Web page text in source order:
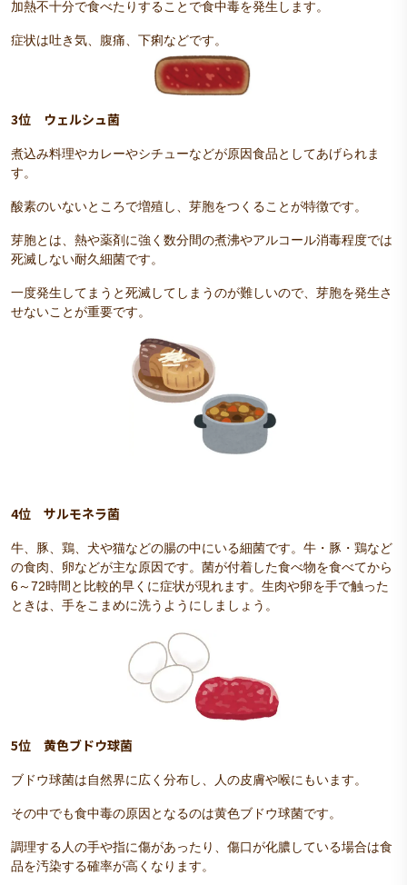
加熱不十分で食べたりすることで食中毒を発生します。
症状は吐き気、腹痛、下痢などです。
3位 ウェルシュ菌
煮込み料理やカレーやシチューなどが原因食品としてあげられま
す。
酸素のいないところで増殖し、芽胞をつくることが特徴です。
芽胞とは、熱や薬剤に強く数分間の煮沸やアルコール消毒程度では
死滅しない耐久細菌です。
一度発生してまうと死滅してしまうのが難しいので、芽胞を発生さ
せないことが重要です。
4位 サルモネラ菌
牛、豚、鶏、犬や猫などの腸の中にいる細菌です。牛・豚・鶏など
の食肉、卵などが主な原因です。菌が付着した食べ物を食べてから
6～72時間と比較的早くに症状が現れます。生肉や卵を手で触った
ときは、手をこまめに洗うようにしましょう。
5位 黄色ブドウ球菌
ブドウ球菌は自然界に広く分布し、人の皮膚や喉にもいます。
その中でも食中毒の原因となるのは黄色ブドウ球菌です。
調理する人の手や指に傷があったり、傷口が化膿している場合は食
品を汚染する確率が高くなります。